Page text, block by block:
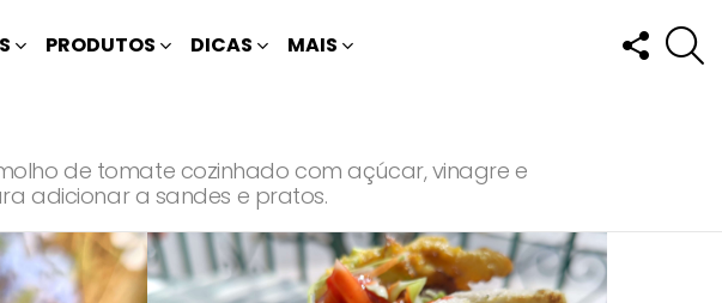
PRODUTOS DICAS MAIS
FOLLOW
US
de tomate cozinhado com açúcar, vinagre e
adicionar a sandes e pratos.